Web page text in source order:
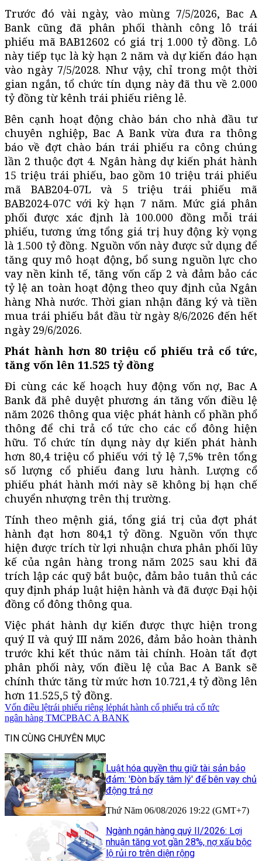
Trước đó vài ngày, vào mùng 7/5/2026, Bac A
Bank cũng đã phân phối thành công lô trái
phiếu mã BAB12602 có giá trị 1.000 tỷ đồng. Lô
này tiếp tục là kỳ hạn 2 năm và dự kiến đáo hạn
vào ngày 7/5/2028. Như vậy, chỉ trong một thời
gian ngắn, tổ chức tín dụng này đã thu về 2.000
tỷ đồng từ kênh trái phiếu riêng lẻ.
Bên cạnh hoạt động chào bán cho nhà đầu tư
chuyên nghiệp, Bac A Bank vừa đưa ra thông
báo về đợt chào bán trái phiếu ra công chúng
lần 2 thuộc đợt 4. Ngân hàng dự kiến phát hành
15 triệu trái phiếu, bao gồm 10 triệu trái phiếu
mã BAB204-07L và 5 triệu trái phiếu mã
BAB2024-07C với kỳ hạn 7 năm. Mức giá phân
phối được xác định là 100.000 đồng mỗi trái
phiếu, tương ứng tổng giá trị huy động kỳ vọng
là 1.500 tỷ đồng. Nguồn vốn này được sử dụng để
tăng quy mô hoạt động, bổ sung nguồn lực cho
vay nền kinh tế, tăng vốn cấp 2 và đảm bảo các
tỷ lệ an toàn hoạt động theo quy định của Ngân
hàng Nhà nước. Thời gian nhận đăng ký và tiền
mua trái phiếu bắt đầu từ ngày 8/6/2026 đến hết
ngày 29/6/2026.
Phát hành hơn 80 triệu cổ phiếu trả cổ tức,
tăng vốn lên 11.525 tỷ đồng
Đi cùng các kế hoạch huy động vốn nợ, Bac A
Bank đã phê duyệt phương án tăng vốn điều lệ
năm 2026 thông qua việc phát hành cổ phần phổ
thông để chi trả cổ tức cho các cổ đông hiện
hữu. Tổ chức tín dụng này dự kiến phát hành
hơn 80,4 triệu cổ phiếu với tỷ lệ 7,5% trên tổng
số lượng cổ phiếu đang lưu hành. Lượng cổ
phiếu phát hành mới này sẽ không bị hạn chế
chuyển nhượng trên thị trường.
Tính theo mệnh giá, tổng giá trị của đợt phát
hành đạt hơn 804,1 tỷ đồng. Nguồn vốn thực
hiện được trích từ lợi nhuận chưa phân phối lũy
kế của ngân hàng trong năm 2025 sau khi đã
trích lập các quỹ bắt buộc, đảm bảo tuân thủ các
quy định pháp luật hiện hành và đã được Đại hội
đồng cổ đông thông qua.
Việc phát hành dự kiến được thực hiện trong
quý II và quý III năm 2026, đảm bảo hoàn thành
trước khi kết thúc năm tài chính. Hoàn tất đợt
phân phối này, vốn điều lệ của Bac A Bank sẽ
chính thức tăng từ mức hơn 10.721,4 tỷ đồng lên
hơn 11.525,5 tỷ đồng.
Vốn điều lệtrái phiếu riêng lẻphát hành cổ phiếu trả cổ tức
ngân hàng TMCPBAC A BANK
TIN CÙNG CHUYÊN MỤC
Luật hóa quyền thu giữ tài sản bảo
đảm: 'Đòn bẩy tâm lý' để bên vay chủ
động trả nợ
Thứ Năm 06/08/2026 19:22 (GMT+7)
Ngành ngân hàng quý II/2026: Lợi
nhuận tăng vọt gần 28%, nợ xấu bộc
lộ rủi ro trên diện rộng